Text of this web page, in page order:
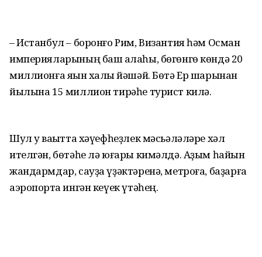
– Истанбул – боронғо Рим, Византия һәм Осман
империяларының баш ҡалаһы, бөгөнгө көндә 20
миллионға яҡын халыҡ йәшәй. Бөтә Ер шарынан
йылына 15 миллион тирәһе турист килә.
Шул уҡ ваҡытта хәүефһеҙлек мәсьәләләре хәл
ителгән, бөтәһе лә юғары кимәлдә. Аҙым һайын
жандармдар, сауҙа үҙәктәренә, метроға, баҙарға
аэропортҡа ингән кеүек үтәһең.